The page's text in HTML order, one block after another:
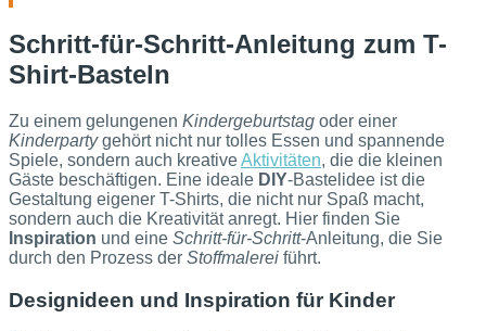
Schritt-für-Schritt-Anleitung zum T-
Shirt-Basteln
Zu einem gelungenen Kindergeburtstag oder einer
Kinderpartygehört nicht nur tolles Essen und spannende
Spiele, sondern auch kreativeAktivitäten, die die kleinen
Gäste beschäftigen. Eine ideale DIY-Bastelidee ist die
Gestaltung eigener T-Shirts, die nicht nur Spaß macht,
sondern auch die Kreativität anregt. Hier finden Sie
Inspiration und eine Schritt-für-Schritt-Anleitung, die Sie
durch den Prozess der Stoffmalerei führt.
Designideen und Inspiration für Kinder